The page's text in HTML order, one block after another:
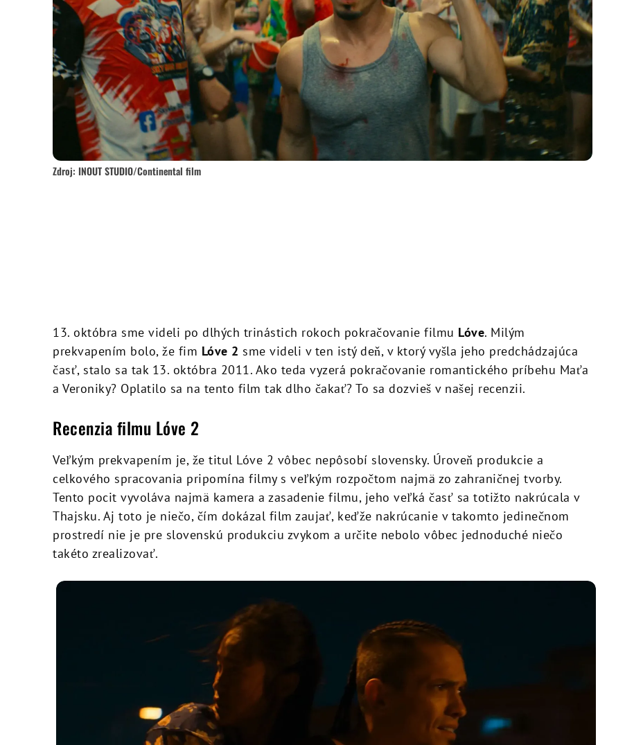
Zdroj: INOUT STUDIO/Continental film
13. októbra sme videli po dlhých trinástich rokoch pokračovanie filmu Lóve. Milým
prekvapením bolo, že fim Lóve 2 sme videli v ten istý deň, v ktorý vyšla jeho predchádzajúca
časť, stalo sa tak 13. októbra 2011. Ako teda vyzerá pokračovanie romantického príbehu Maťa
a Veroniky? Oplatilo sa na tento film tak dlho čakať? To sa dozvieš v našej recenzii.
Recenzia filmu Lóve 2
Veľkým prekvapením je, že titul Lóve 2 vôbec nepôsobí slovensky. Úroveň produkcie a
celkového spracovania pripomína filmy s veľkým rozpočtom najmä zo zahraničnej tvorby.
Tento pocit vyvoláva najmä kamera a zasadenie filmu, jeho veľká časť sa totižto nakrúcala v
Thajsku. Aj toto je niečo, čím dokázal film zaujať, keďže nakrúcanie v takomto jedinečnom
prostredí nie je pre slovenskú produkciu zvykom a určite nebolo vôbec jednoduché niečo
takéto zrealizovať.